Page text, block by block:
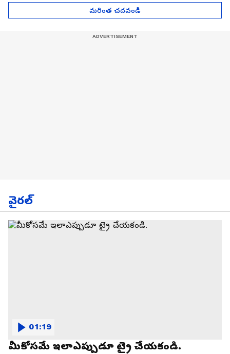
మరింత చదవండి
వైరల్
మీకోసమే ఇలాఎప్పుడూ ట్రై చేయకండి.
01:19